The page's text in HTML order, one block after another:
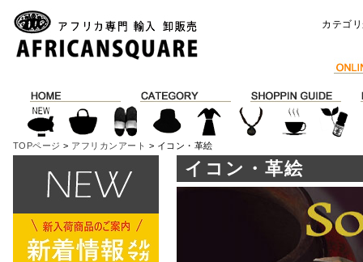
カテゴ
TOPページ > アフリカンアート > イコン・革絵
イコン・革絵